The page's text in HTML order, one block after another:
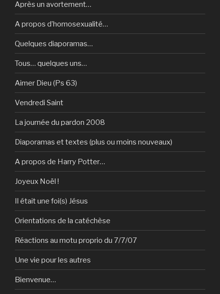
Après un avortement…
A propos d’homosexualité…
Quelques diaporamas…
Tous… quelques uns…
Aimer Dieu (Ps 63)
Vendredi Saint
La journée du pardon 2008
Diaporamas et textes (plus ou moins nouveaux)
A propos de Harry Potter…
Joyeux Noël !
Il était une foi(s) Jésus
Orientations de la catéchèse
Réactions au motu proprio du 7/7/07
Une vie pour les autres
Bienvenue…